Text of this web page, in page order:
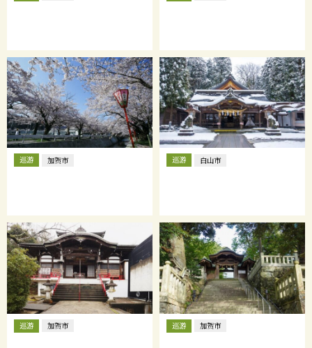
巡游 加贺市 巡游 白山市
巡游 加贺市 巡游 加贺市